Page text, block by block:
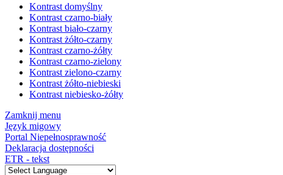
Kontrast domyślny
Kontrast czarno-biały
Kontrast biało-czarny
Kontrast żółto-czarny
Kontrast czarno-żółty
Kontrast czarno-zielony
Kontrast zielono-czarny
Kontrast żółto-niebieski
Kontrast niebiesko-żółty
Zamknij menu
Język migowy
Portal Niepełnosprawność
Deklaracja dostępności
ETR - tekst